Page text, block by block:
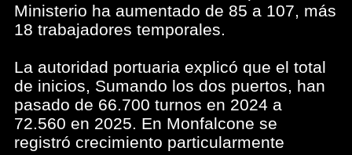
Ministerio ha aumentado de 85 a 107, más
18 trabajadores temporales.
La autoridad portuaria explicó que el total
de inicios, Sumando los dos puertos, han
pasado de 66.700 turnos en 2024 a
72.560 en 2025. En Monfalcone se
registró crecimiento particularmente